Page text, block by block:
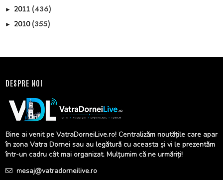
► 2011 (436)
► 2010 (355)
DESPRE NOI
Bine ai venit pe VatraDorneiLive.ro! Centralizăm noutățile care apar
în zona Vatra Dornei sau au legătură cu aceasta și vi le prezentăm
într-un cadru cât mai organizat. Mulțumim că ne urmăriți!
mesaj@vatradorneilive.ro